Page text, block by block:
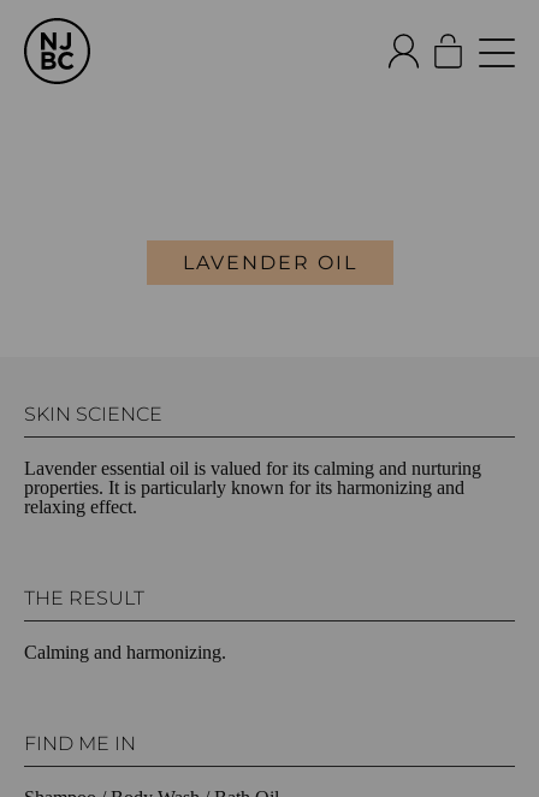
LAVENDER OIL
SKIN SCIENCE
Lavender essential oil is valued for its calming and nurturing
properties. It is particularly known for its harmonizing and
relaxing effect.
THE RESULT
Calming and harmonizing.
FIND ME IN